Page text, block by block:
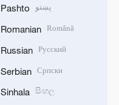
Pashto پښتو
Romanian Română
Russian Русский
Serbian Српски
Sinhala සිංහල